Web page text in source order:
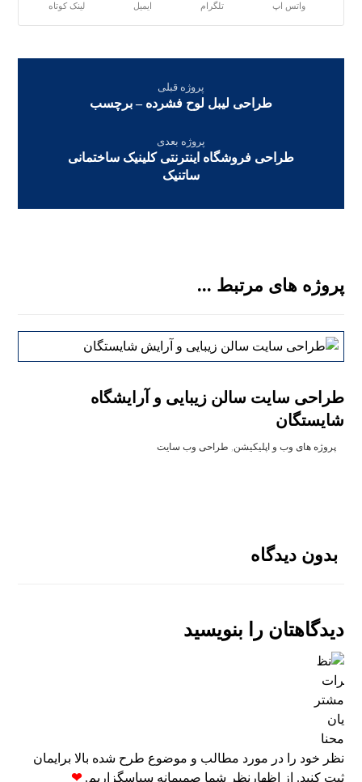
واتس اپ تلگرام ایمیل لینک کوتاه
پروژه قبلی
طراحی لیبل لوح فشرده – برچسب
پروژه بعدی
طراحی فروشگاه اینترنتی کلینیک ساختمانی
ساتنیک
پروژه های مرتبط ...
طراحی سایت سالن زیبایی و آرایشگاه
شایستگان
پروژه های وب و اپلیکیشن, طراحی وب سایت
بدون دیدگاه
دیدگاهتان را بنویسید
نظر خود را در مورد مطالب و موضوع طرح شده بالا برایمان
ثبت کنید. از اظهارنظر شما صمیمانه سپاسگزاریم.❤